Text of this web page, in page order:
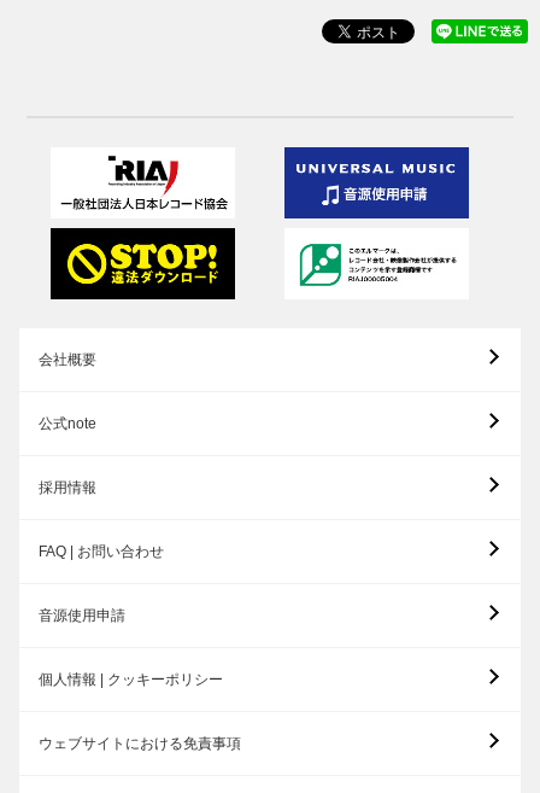
会社概要
公式note
採用情報
FAQ | お問い合わせ
音源使用申請
個人情報 | クッキーポリシー
ウェブサイトにおける免責事項